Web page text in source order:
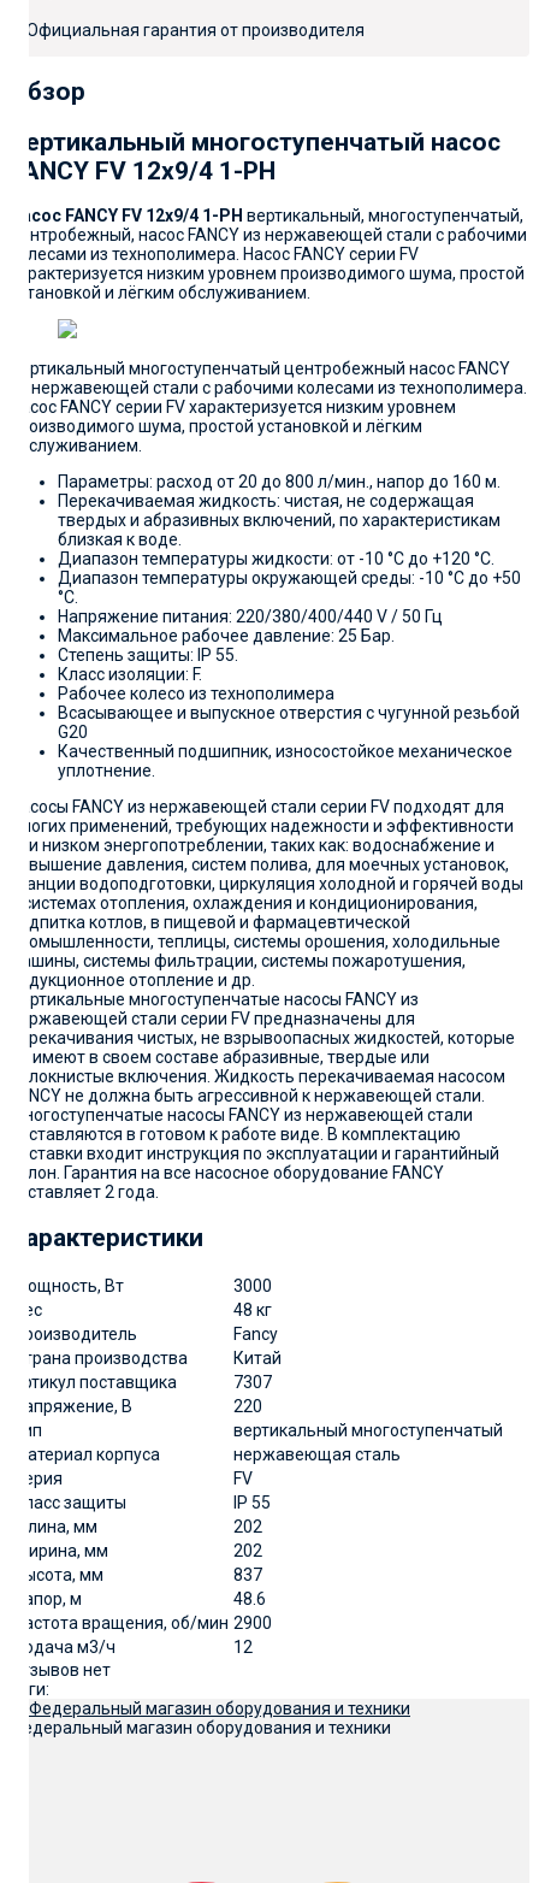
Официальная гарантия от производителя
Обзор
Вертикальный многоступенчатый насос
FANCY FV 12x9/4 1-PH
Насос FANCY FV 12x9/4 1-PH вертикальный, многоступенчатый,
центробежный, насос FANCY из нержавеющей стали с рабочими
колесами из технополимера. Насос FANCY серии FV
характеризуется низким уровнем производимого шума, простой
установкой и лёгким обслуживанием.
Вертикальный многоступенчатый центробежный насос FANCY
из нержавеющей стали с рабочими колесами из технополимера.
Насос FANCY серии FV характеризуется низким уровнем
производимого шума, простой установкой и лёгким
обслуживанием.
Параметры: расход от 20 до 800 л/мин., напор до 160 м.
Перекачиваемая жидкость: чистая, не содержащая
твердых и абразивных включений, по характеристикам
близкая к воде.
Диапазон температуры жидкости: от -10 °C до +120 °C.
Диапазон температуры окружающей среды: -10 °C до +50
°C.
Напряжение питания: 220/380/400/440 V / 50 Гц
Максимальное рабочее давление: 25 Бар.
Степень защиты: IP 55.
Класс изоляции: F.
Рабочее колесо из технополимера
Всасывающее и выпускное отверстия с чугунной резьбой
G20
Качественный подшипник, износостойкое механическое
уплотнение.
Насосы FANCY из нержавеющей стали серии FV подходят для
многих применений, требующих надежности и эффективности
при низком энергопотреблении, таких как: водоснабжение и
повышение давления, систем полива, для моечных установок,
станции водоподготовки, циркуляция холодной и горячей воды
в системах отопления, охлаждения и кондиционирования,
подпитка котлов, в пищевой и фармацевтической
промышленности, теплицы, системы орошения, холодильные
машины, системы фильтрации, системы пожаротушения,
индукционное отопление и др.
Вертикальные многоступенчатые насосы FANCY из
нержавеющей стали серии FV предназначены для
перекачивания чистых, не взрывоопасных жидкостей, которые
не имеют в своем составе абразивные, твердые или
волокнистые включения. Жидкость перекачиваемая насосом
FANCY не должна быть агрессивной к нержавеющей стали.
Многоступенчатые насосы FANCY из нержавеющей стали
поставляются в готовом к работе виде. В комплектацию
поставки входит инструкция по эксплуатации и гарантийный
талон. Гарантия на все насосное оборудование FANCY
составляет 2 года.
Характеристики
Мощность, Вт
3000
Вес
48 кг
Производитель
Fancy
Страна производства
Китай
артикул поставщика
7307
Напряжение, В
220
Тип
вертикальный многоступенчатый
Материал корпуса
нержавеющая сталь
Серия
FV
Класс защиты
IP 55
Длина, мм
202
Ширина, мм
202
Высота, мм
837
Напор, м
48.6
Частота вращения, об/мин 2900
Подача м3/ч
12
Отзывов нет
Теги:
Федеральный магазин оборудования и техники